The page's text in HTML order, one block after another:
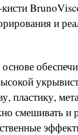
и
пластику,
смешивать и